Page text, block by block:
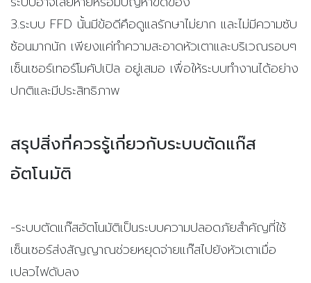
3.ระบบ FFD นั้นมีข้อดีคือดูแลรักษาไม่ยาก และไม่มีความซับ
ซ้อนมากนัก เพียงแค่ทำความสะอาดหัวเตาและบริเวณรอบๆ
เซ็นเซอร์เทอร์โมคัปเปิล อยู่เสมอ เพื่อให้ระบบทำงานได้อย่าง
ปกติและมีประสิทธิภาพ
สรุปสิ่งที่ควรรู้เกี่ยวกับระบบตัดแก๊ส
อัตโนมัติ
-ระบบตัดแก๊สอัตโนมัติเป็นระบบความปลอดภัยสำคัญที่ใช้
เซ็นเซอร์ส่งสัญญาณช่วยหยุดจ่ายแก๊สไปยังหัวเตาเมื่อ
เปลวไฟดับลง